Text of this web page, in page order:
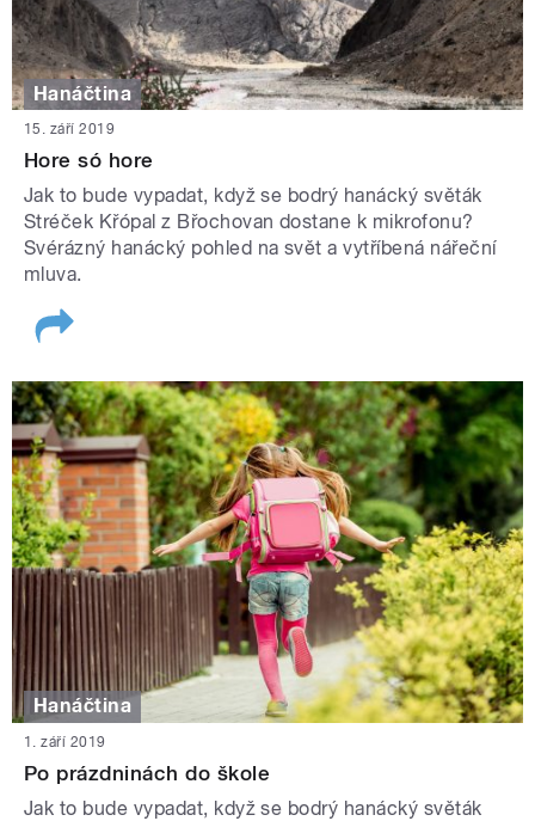
Hanáčtina
15. září 2019
Hore só hore
Jak to bude vypadat, když se bodrý hanácký světák
Stréček Křópal z Břochovan dostane k mikrofonu?
Svérázný hanácký pohled na svět a vytříbená nářeční
mluva.
Hanáčtina
1. září 2019
Po prázdninách do škole
Jak to bude vypadat, když se bodrý hanácký světák